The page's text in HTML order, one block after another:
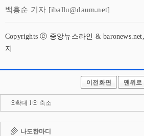
백흥순 기자 [iballu@daum.net]
Copyrights ⓒ 중앙뉴스라인 &
지
이전화면 맨위로
확대 l 축소